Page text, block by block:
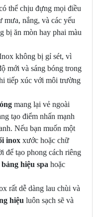
thể chịu đựng mọi điều
mưa, nắng, và các yếu
bị ăn mòn hay phai màu
không bị gỉ sét, vì
mới và sáng bóng trong
tiếp xúc với môi trường
mang lại vẻ ngoài
tạo điểm nhấn mạnh
Nếu bạn muốn một
inox xước hoặc chữ
để tạo phong cách riêng
bảng hiệu spa hoặc
rất dễ dàng lau chùi và
hiệu luôn sạch sẽ và